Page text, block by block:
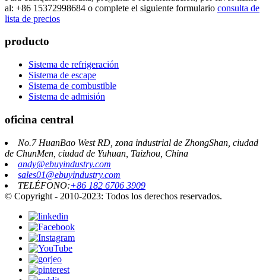
al: +86 15372998684 o complete el siguiente formulario consulta de
lista de precios
producto
Sistema de refrigeración
Sistema de escape
Sistema de combustible
Sistema de admisión
oficina central
No.7 HuanBao West RD, zona industrial de ZhongShan, ciudad
de ChunMen, ciudad de Yuhuan, Taizhou, China
andy@ebuyindustry.com
sales01@ebuyindustry.com
TELÉFONO:+86 182 6706 3909
© Copyright - 2010-2023: Todos los derechos reservados.